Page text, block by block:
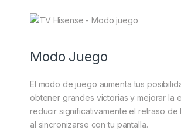
Modo Juego
El modo de juego aumenta tus
obtener grandes victorias y mejorar la
reducir significativamente el retraso de
al sincronizarse con tu pantalla.